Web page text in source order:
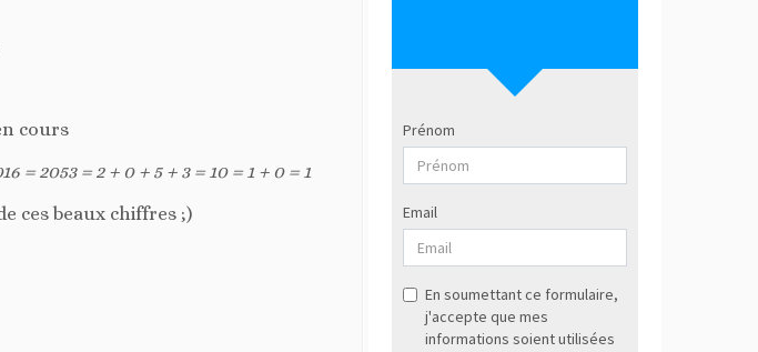
cours
= 2053 = 2 + 0 + 5 + 3 = 10 = 1 + 0 = 1
ces beaux chiffres ;)